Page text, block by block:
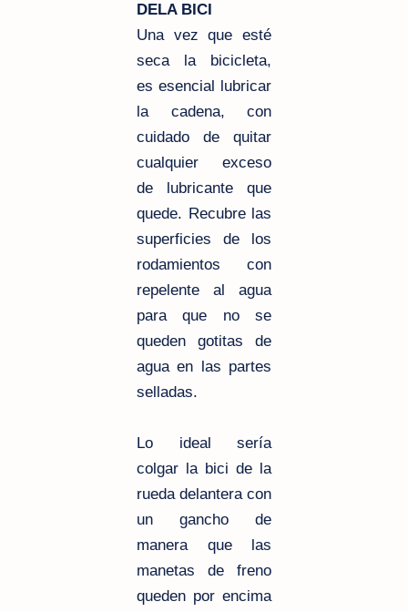
DELA BICI
Una vez que esté
seca la bicicleta,
es esencial lubricar
la cadena, con
cuidado de quitar
cualquier exceso
de lubricante que
quede. Recubre las
superficies de los
rodamientos con
repelente al agua
para que no se
queden gotitas de
agua en las partes
selladas.
Lo ideal sería
colgar la bici de la
rueda delantera con
un gancho de
manera que las
manetas de freno
queden por encima